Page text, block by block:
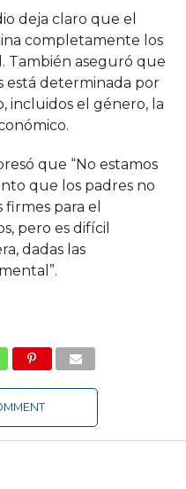
deja claro que el
completamente los
También aseguró que
está determinada por
incluidos el género, la
que “No estamos
que los padres no
para el
pero es difícil
dadas las